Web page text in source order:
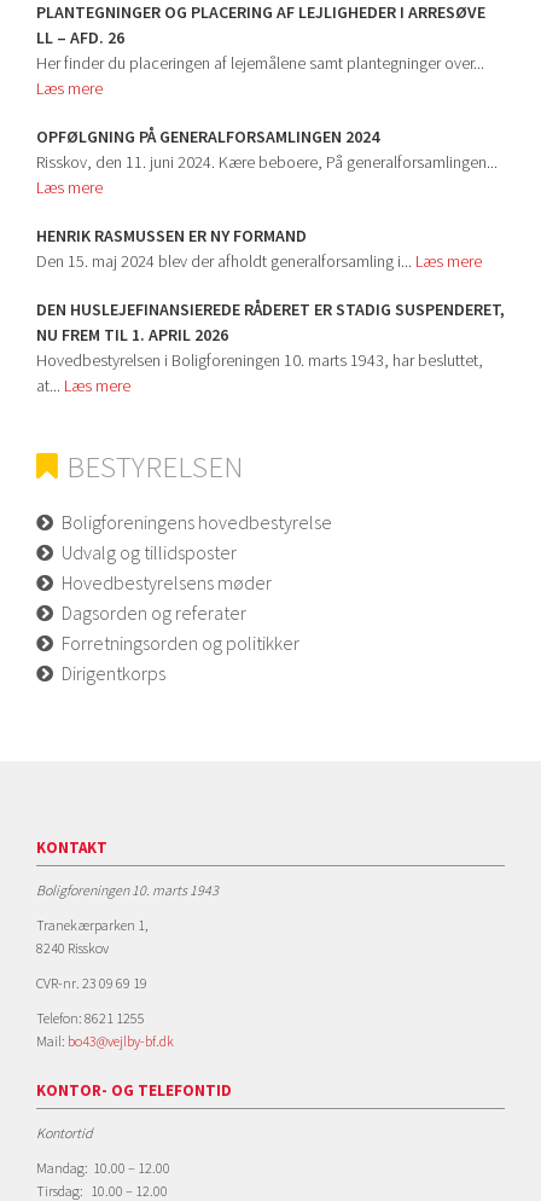
PLANTEGNINGER OG PLACERING AF LEJLIGHEDER I ARRESØVE
LL – AFD. 26
Her finder du placeringen af lejemålene samt plantegninger over...
Læs mere
OPFØLGNING PÅ GENERALFORSAMLINGEN 2024
Risskov, den 11. juni 2024. Kære beboere, På generalforsamlingen...
Læs mere
HENRIK RASMUSSEN ER NY FORMAND
Den 15. maj 2024 blev der afholdt generalforsamling i... Læs mere
DEN HUSLEJEFINANSIEREDE RÅDERET ER STADIG SUSPENDERET,
NU FREM TIL 1. APRIL 2026
Hovedbestyrelsen i Boligforeningen 10. marts 1943, har besluttet,
at... Læs mere
BESTYRELSEN
Boligforeningens hovedbestyrelse
Udvalg og tillidsposter
Hovedbestyrelsens møder
Dagsorden og referater
Forretningsorden og politikker
Dirigentkorps
KONTAKT
Boligforeningen 10. marts 1943
Tranekærparken 1,
8240 Risskov
CVR-nr. 23 09 69 19
Telefon: 8621 1255
Mail: bo43@vejlby-bf.dk
KONTOR- OG TELEFONTID
Kontortid
Mandag: 10.00 – 12.00
Tirsdag: 10.00 – 12.00